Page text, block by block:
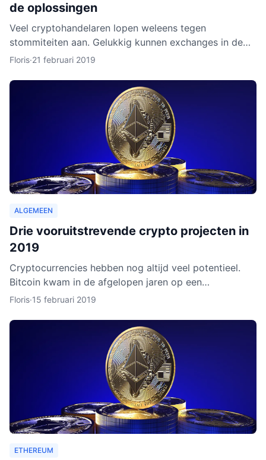
de oplossingen
Veel cryptohandelaren lopen weleens tegen
stommiteiten aan. Gelukkig kunnen exchanges in de
meeste gevallen helpen. Helaas zijn er ook gevallen
Floris·21 februari 2019
ALGEMEEN
Drie vooruitstrevende crypto projecten in
2019
Cryptocurrencies hebben nog altijd veel potentieel.
Bitcoin kwam in de afgelopen jaren op een
hoogtepunt te staan en Ethereum volgde in rap
Floris·15 februari 2019
ETHEREUM